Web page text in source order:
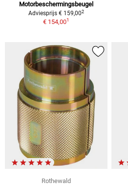
Motorbeschermingsbeugel
Adviesprijs € 159,002
€ 154,001
Rothewald